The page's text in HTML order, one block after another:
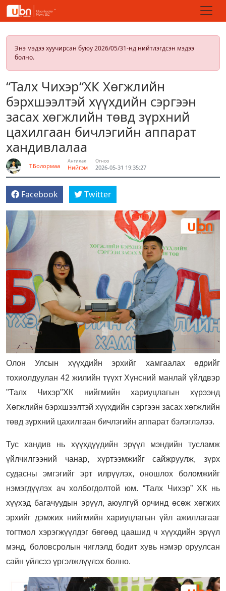
Энэ мэдээ хуучирсан буюу 2026/05/31-нд нийтлэгдсэн мэдээ
болно.
“Талх Чихэр“ХК Хөгжлийн
бэрхшээлтэй хүүхдийн сэргээн
засах хөгжлийн төвд зүрхний
цахилгаан бичлэгийн аппарат
хандивлалаа
Т.Болормаа
Ангилал
Нийгэм
Огноо
2026-05-31 19:35:27
Facebook Twitter
Олон Улсын хүүхдийн эрхийг хамгаалах өдрийг
тохиолдуулан 42 жилийн түүхт Хүнсний манлай үйлдвэр
"Талх Чихэр"ХК нийгмийн хариуцлагын хүрээнд
Хөгжлийн бэрхшээлтэй хүүхдийн сэргээн засах хөгжлийн
төвд зүрхний цахилгаан бичлэгийн аппарат бэлэглэлээ.
Тус хандив нь хүүхдүүдийн эрүүл мэндийн тусламж
үйлчилгээний чанар, хүртээмжийг сайжруулж, зүрх
судасны эмгэгийг эрт илрүүлэх, оношлох боломжийг
нэмэгдүүлэх ач холбогдолтой юм. “Талх Чихэр” ХК нь
хүүхэд багачуудын эрүүл, аюулгүй орчинд өсөж хөгжих
эрхийг дэмжих нийгмийн хариуцлагын үйл ажиллагааг
тогтмол хэрэгжүүлдэг бөгөөд цаашид ч хүүхдийн эрүүл
мэнд, боловсролын чиглэлд бодит хувь нэмэр оруулсан
сайн үйлсээ үргэлжлүүлэх болно.